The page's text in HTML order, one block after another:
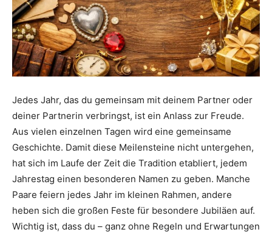
Jedes Jahr, das du gemeinsam mit deinem Partner oder
deiner Partnerin verbringst, ist ein Anlass zur Freude.
Aus vielen einzelnen Tagen wird eine gemeinsame
Geschichte. Damit diese Meilensteine nicht untergehen,
hat sich im Laufe der Zeit die Tradition etabliert, jedem
Jahrestag einen besonderen Namen zu geben. Manche
Paare feiern jedes Jahr im kleinen Rahmen, andere
heben sich die großen Feste für besondere Jubiläen auf.
Wichtig ist, dass du – ganz ohne Regeln und Erwartungen